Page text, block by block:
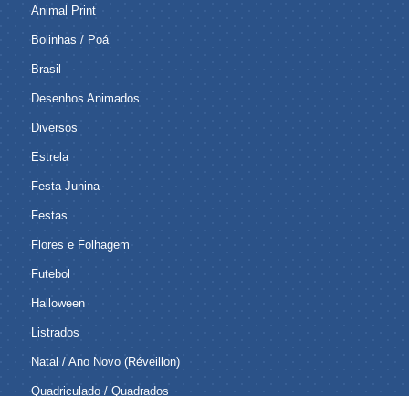
Animal Print
Bolinhas / Poá
Brasil
Desenhos Animados
Diversos
Estrela
Festa Junina
Festas
Flores e Folhagem
Futebol
Halloween
Listrados
Natal / Ano Novo (Réveillon)
Quadriculado / Quadrados